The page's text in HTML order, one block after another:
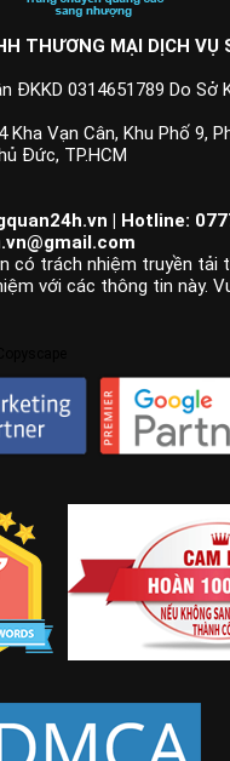
THƯƠNG MẠI DỊCH VỤ
ĐKKD 0314651789 Do Sở
Vạn Cân, Khu Phố 9,
Đức, TP.HCM
| Hotline:
có trách nhiệm truyền tải
với các thông tin này.